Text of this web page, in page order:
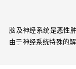
脑及神经系统是恶性
由于神经系统特殊的